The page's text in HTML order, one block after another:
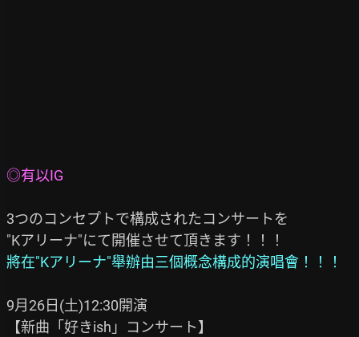
◎有以IG
3つのコンセプトで構成されたコンサートを
將在"Kアリーナ"舉辦由三個概念構成的演唱會！！！
9月26日(土)12:30開演
【新曲「好きish」コンサート】